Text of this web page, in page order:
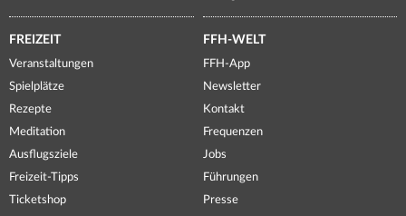
FREIZEIT
Veranstaltungen
Spielplätze
Rezepte
Meditation
Ausflugsziele
Freizeit-Tipps
Ticketshop
FFH-WELT
FFH-App
Newsletter
Kontakt
Frequenzen
Jobs
Führungen
Presse